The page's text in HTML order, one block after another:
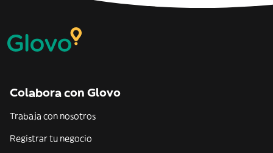
Colabora con Glovo
Trabaja con nosotros
Registrar tu negocio